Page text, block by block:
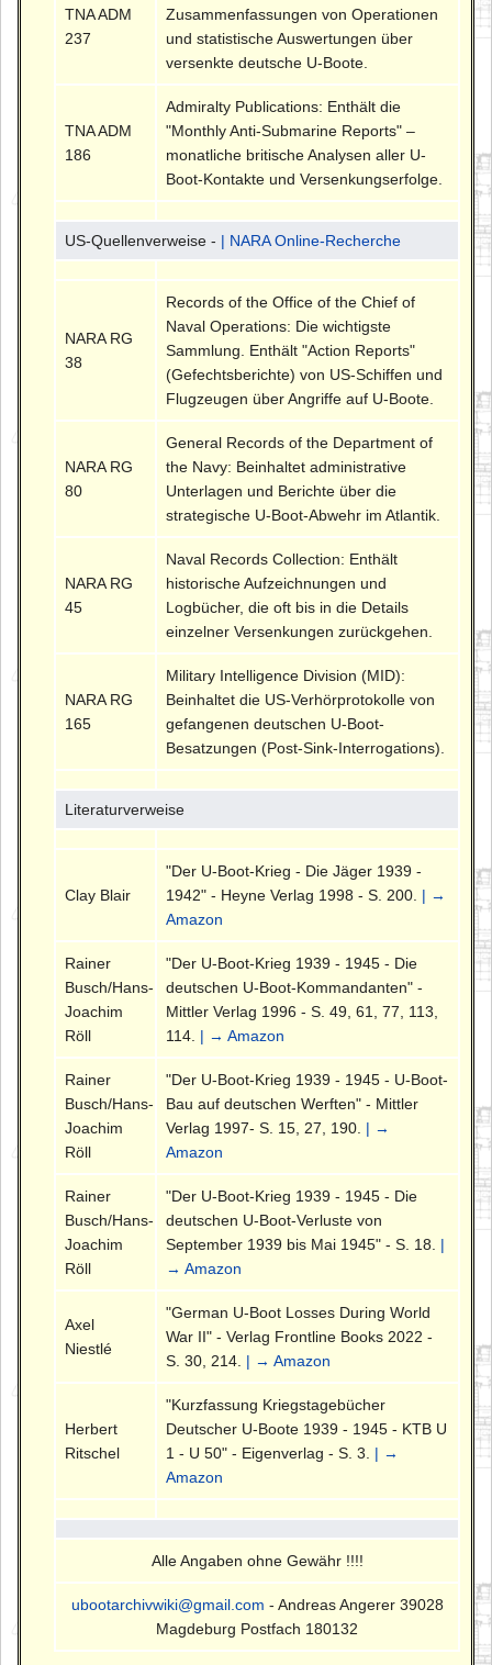
TNA ADM
237
Zusammenfassungen von Operationen
und statistische Auswertungen über
versenkte deutsche U-Boote.
TNA ADM
186
Admiralty Publications: Enthält die
"Monthly Anti-Submarine Reports" –
monatliche britische Analysen aller U-
Boot-Kontakte und Versenkungserfolge.
US-Quellenverweise - | NARA Online-Recherche
NARA RG
38
Records of the Office of the Chief of
Naval Operations: Die wichtigste
Sammlung. Enthält "Action Reports"
(Gefechtsberichte) von US-Schiffen und
Flugzeugen über Angriffe auf U-Boote.
NARA RG
80
General Records of the Department of
the Navy: Beinhaltet administrative
Unterlagen und Berichte über die
strategische U-Boot-Abwehr im Atlantik.
NARA RG
45
Naval Records Collection: Enthält
historische Aufzeichnungen und
Logbücher, die oft bis in die Details
einzelner Versenkungen zurückgehen.
NARA RG
165
Military Intelligence Division (MID):
Beinhaltet die US-Verhörprotokolle von
gefangenen deutschen U-Boot-
Besatzungen (Post-Sink-Interrogations).
Literaturverweise
Clay Blair
"Der U-Boot-Krieg - Die Jäger 1939 -
1942" - Heyne Verlag 1998 - S. 200. | →
Amazon
Rainer
Busch/Hans-
Joachim
Röll
"Der U-Boot-Krieg 1939 - 1945 - Die
deutschen U-Boot-Kommandanten" -
Mittler Verlag 1996 - S. 49, 61, 77, 113,
114. | → Amazon
Rainer
Busch/Hans-
Joachim
Röll
"Der U-Boot-Krieg 1939 - 1945 - U-Boot-
Bau auf deutschen Werften" - Mittler
Verlag 1997- S. 15, 27, 190. | →
Amazon
Rainer
Busch/Hans-
Joachim
Röll
"Der U-Boot-Krieg 1939 - 1945 - Die
deutschen U-Boot-Verluste von
September 1939 bis Mai 1945" - S. 18. |
→ Amazon
Axel
Niestlé
"German U-Boot Losses During World
War II" - Verlag Frontline Books 2022 -
S. 30, 214. | → Amazon
Herbert
Ritschel
"Kurzfassung Kriegstagebücher
Deutscher U-Boote 1939 - 1945 - KTB U
1 - U 50" - Eigenverlag - S. 3. | →
Amazon
Alle Angaben ohne Gewähr !!!!
ubootarchivwiki@gmail.com - Andreas Angerer 39028
Magdeburg Postfach 180132